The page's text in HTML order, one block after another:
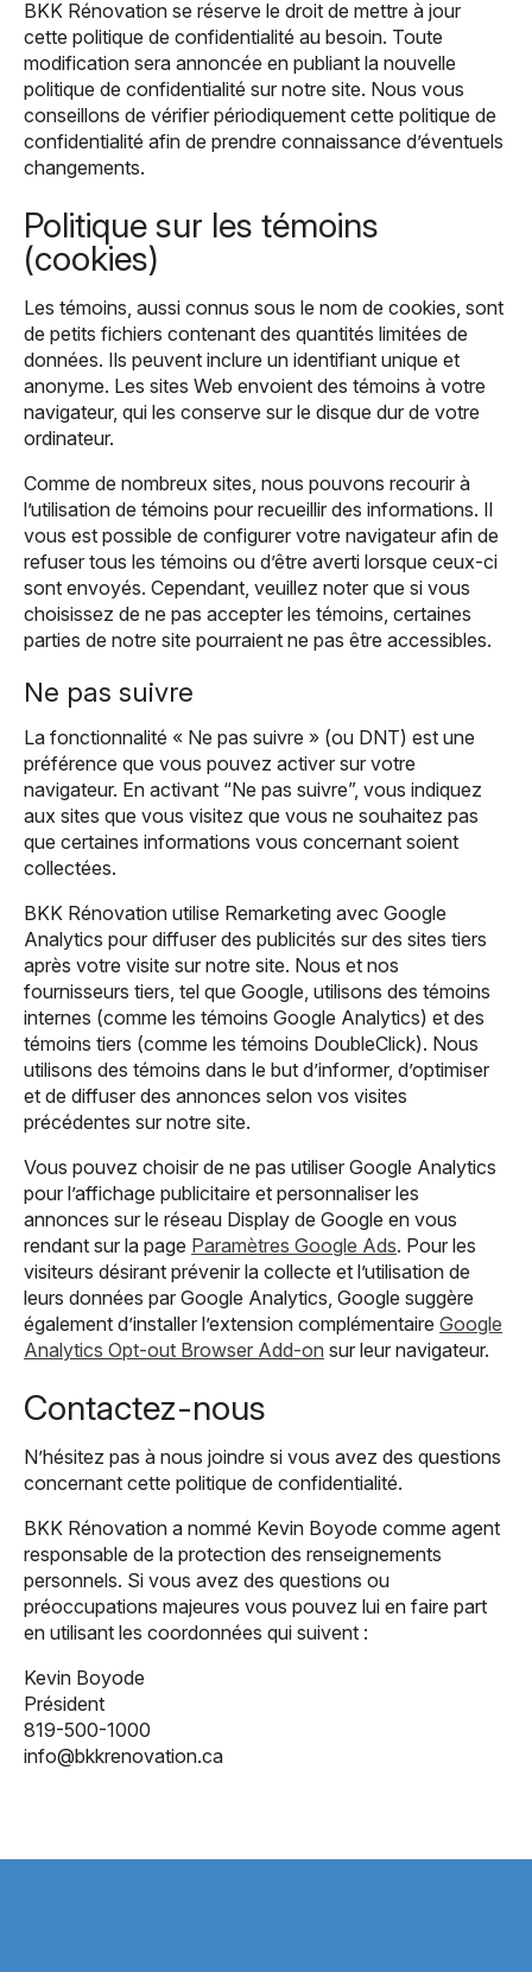
BKK Rénovation se réserve le droit de mettre à jour
cette politique de confidentialité au besoin. Toute
modification sera annoncée en publiant la nouvelle
politique de confidentialité sur notre site. Nous vous
conseillons de vérifier périodiquement cette politique de
confidentialité afin de prendre connaissance d’éventuels
changements.
Politique sur les témoins
(cookies)
Les témoins, aussi connus sous le nom de cookies, sont
de petits fichiers contenant des quantités limitées de
données. Ils peuvent inclure un identifiant unique et
anonyme. Les sites Web envoient des témoins à votre
navigateur, qui les conserve sur le disque dur de votre
ordinateur.
Comme de nombreux sites, nous pouvons recourir à
l’utilisation de témoins pour recueillir des informations. Il
vous est possible de configurer votre navigateur afin de
refuser tous les témoins ou d’être averti lorsque ceux-ci
sont envoyés. Cependant, veuillez noter que si vous
choisissez de ne pas accepter les témoins, certaines
parties de notre site pourraient ne pas être accessibles.
Ne pas suivre
La fonctionnalité « Ne pas suivre » (ou DNT) est une
préférence que vous pouvez activer sur votre
navigateur. En activant “Ne pas suivre”, vous indiquez
aux sites que vous visitez que vous ne souhaitez pas
que certaines informations vous concernant soient
collectées.
BKK Rénovation utilise Remarketing avec Google
Analytics pour diffuser des publicités sur des sites tiers
après votre visite sur notre site. Nous et nos
fournisseurs tiers, tel que Google, utilisons des témoins
internes (comme les témoins Google Analytics) et des
témoins tiers (comme les témoins DoubleClick). Nous
utilisons des témoins dans le but d’informer, d’optimiser
et de diffuser des annonces selon vos visites
précédentes sur notre site.
Vous pouvez choisir de ne pas utiliser Google Analytics
pour l’affichage publicitaire et personnaliser les
annonces sur le réseau Display de Google en vous
rendant sur la page Paramètres Google Ads. Pour les
visiteurs désirant prévenir la collecte et l’utilisation de
leurs données par Google Analytics, Google suggère
également d’installer l’extension complémentaire Google
Analytics Opt-out Browser Add-on sur leur navigateur.
Contactez-nous
N’hésitez pas à nous joindre si vous avez des questions
concernant cette politique de confidentialité.
BKK Rénovation a nommé Kevin Boyode comme agent
responsable de la protection des renseignements
personnels. Si vous avez des questions ou
préoccupations majeures vous pouvez lui en faire part
en utilisant les coordonnées qui suivent :
Kevin Boyode
Président
819-500-1000
info@bkkrenovation.ca